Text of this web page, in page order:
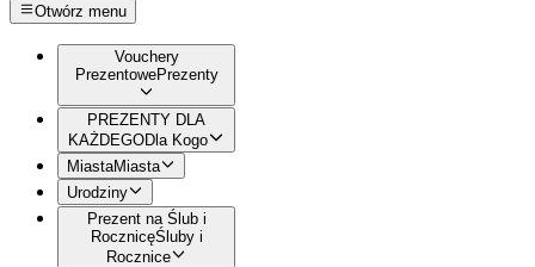
Otwórz menu
Vouchery
PrezentowePrezenty
PREZENTY DLA
KAŻDEGODla Kogo
MiastaMiasta
Urodziny
Prezent na Ślub i
RocznicęŚluby i
Rocznice